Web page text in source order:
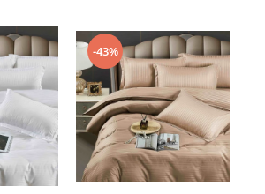
-43%